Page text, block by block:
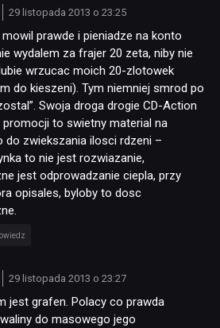
GRALIŚMY
29 listopada 2013 o 23:25
prawde i pieniadze na konto
wydalem za frajer 20 zeta, niby nie
wrzucac moich 20-zlotowek
do kieszeni). Tym niemniej smrod po
Swoja droga drogie CD-Action
to swietny material na
do zwiekszania ilosci rdzeni –
to nie jest rozwiazanie,
jest odprowadzanie ciepla, przy
opisales, byloby to dosc
29 listopada 2013 o 23:27
jest grafen. Polacy co prawda
do masowego jego